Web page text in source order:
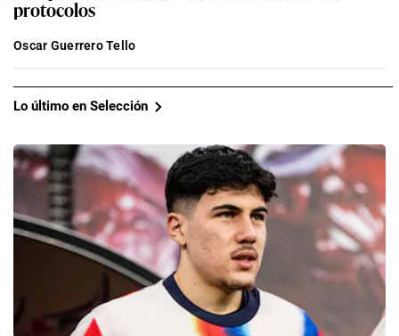
protocolos
Oscar Guerrero Tello
Lo último en Selección